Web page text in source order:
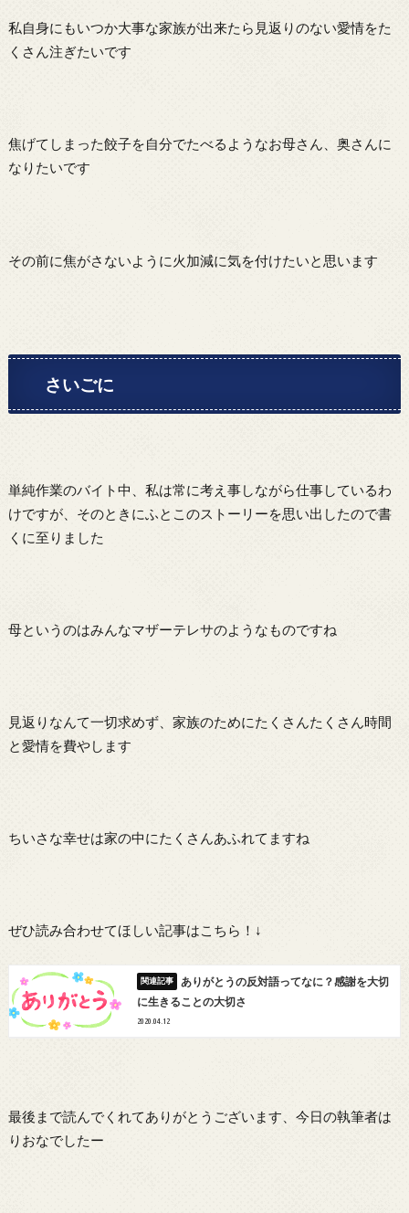
私自身にもいつか大事な家族が出来たら見返りのない愛情をた
くさん注ぎたいです
焦げてしまった餃子を自分でたべるようなお母さん、奥さんに
なりたいです
その前に焦がさないように火加減に気を付けたいと思います
さいごに
単純作業のバイト中、私は常に考え事しながら仕事しているわ
けですが、そのときにふとこのストーリーを思い出したので書
くに至りました
母というのはみんなマザーテレサのようなものですね
見返りなんて一切求めず、家族のためにたくさんたくさん時間
と愛情を費やします
ちいさな幸せは家の中にたくさんあふれてますね
ぜひ読み合わせてほしい記事はこちら！↓
ありがとうの反対語ってなに？感謝を大切
に生きることの大切さ
2020.04.12
最後まで読んでくれてありがとうございます、今日の執筆者は
りおなでしたー